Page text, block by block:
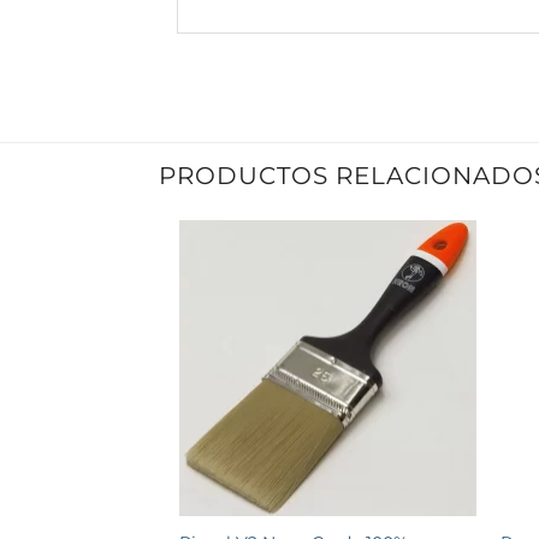
PRODUCTOS